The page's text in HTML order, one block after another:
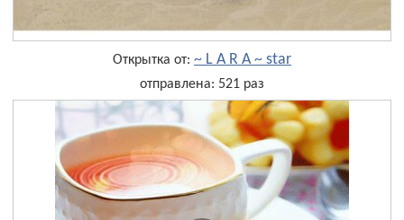
Открытка от: ~ L A R A ~ star
отправлена: 521 раз